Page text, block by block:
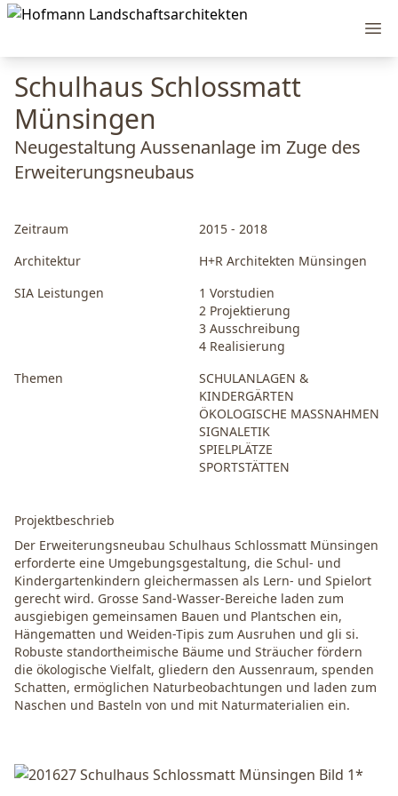
Schulhaus Schlossmatt
Münsingen
Neugestaltung Aussenanlage im Zuge des
Erweiterungsneubaus
Zeitraum
2015 - 2018
Architektur
H+R Architekten Münsingen
SIA Leistungen
1 Vorstudien
2 Projektierung
3 Ausschreibung
4 Realisierung
Themen
SCHULANLAGEN &
KINDERGÄRTEN
ÖKOLOGISCHE MASSNAHMEN
SIGNALETIK
SPIELPLÄTZE
SPORTSTÄTTEN
Projektbeschrieb
Der Erweiterungsneubau Schulhaus Schlossmatt Münsingen
erforderte eine Umgebungsgestaltung, die Schul- und
Kindergartenkindern gleichermassen als Lern- und Spielort
gerecht wird. Grosse Sand-Wasser-Bereiche laden zum
ausgiebigen gemeinsamen Bauen und Plantschen ein,
Hängematten und Weiden-Tipis zum Ausruhen und gli si.
Robuste standortheimische Bäume und Sträucher fördern
die ökologische Vielfalt, gliedern den Aussenraum, spenden
Schatten, ermöglichen Naturbeobachtungen und laden zum
Naschen und Basteln von und mit Naturmaterialien ein.